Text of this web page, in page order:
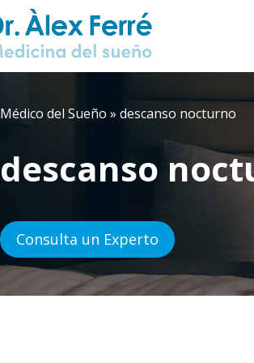
Médico del Sueño »descanso nocturno
descanso
Consulta un Experto